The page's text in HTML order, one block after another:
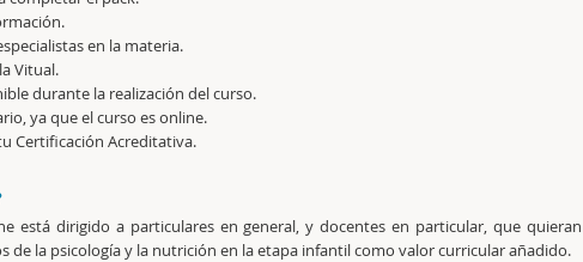
en la materia.
Vitual.
durante la realización del curso.
ya que el curso es online.
Certificación Acreditativa.
está dirigido a particulares en general, y docentes en particular, que quieran
de la psicología y la nutrición en la etapa infantil como valor curricular añadido.